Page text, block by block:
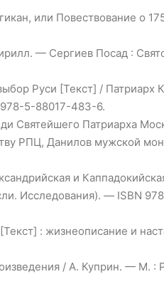
или Повествование о
— Сергиев Посад :
Руси [Текст] /
5-88017-483-6.
Святейшего Патриарха
РПЦ, Данилов мужской
и
Исследования). — ISBN
: жизнеописание и
/ А. Куприн. — М. :